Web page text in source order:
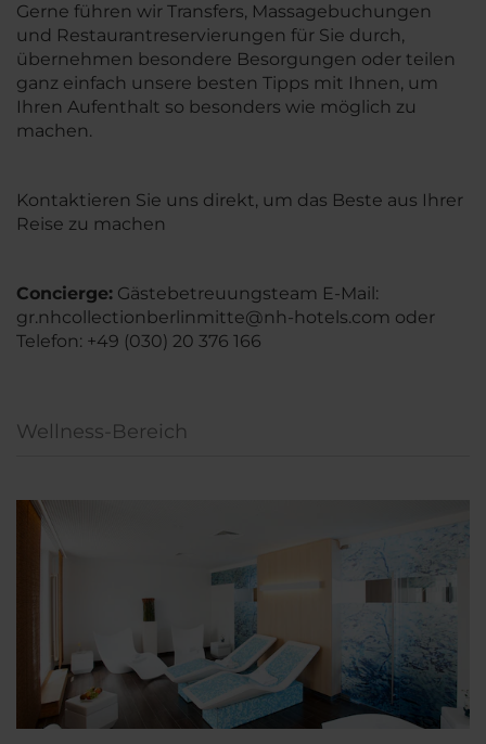
Gerne führen wir Transfers, Massagebuchungen
und Restaurantreservierungen für Sie durch,
übernehmen besondere Besorgungen oder teilen
ganz einfach unsere besten Tipps mit Ihnen, um
Ihren Aufenthalt so besonders wie möglich zu
machen.
Kontaktieren Sie uns direkt, um das Beste aus Ihrer
Reise zu machen
Concierge: Gästebetreuungsteam E-Mail:
gr.nhcollectionberlinmitte@nh-hotels.com oder
Telefon: +49 (030) 20 376 166
Wellness-Bereich